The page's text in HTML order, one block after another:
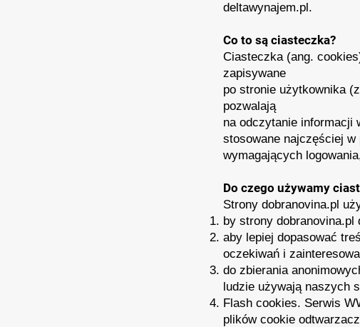
deltawynajem.pl.
Co to są ciasteczka?
Ciasteczka (ang.
zapisywane
po stronie użytkownika
pozwalają
na odczytanie informacji
stosowane najczęściej
wymagających
Do czego używamy
Strony dobranovina.pl
by strony dobranovina.pl
aby lepiej dopasować
oczekiwań i
do zbierania
ludzie używają naszych
Flash cookies. Serwis
plików cookie